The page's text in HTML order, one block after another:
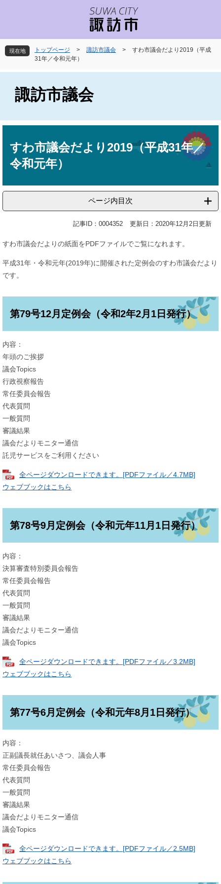
先
頭
を
飛
へ
現在地 トップページ > 諏訪市議会 >
すわ市議会だより2019（平成
31年／令和元年）
諏訪市議会
すわ市議会だより2019（平成31年／
令和元年）
ページ内目次
記事ID：0004352 更新日：2020年12月2日更新
すわ市議会だよりの紙面をPDFファイルでご覧になれます。
平成31年・令和元年(2019年)に開催された定例会のすわ市議会だより
です。
第79号12月定例会（令和2年2月1日発行）
内容：
年頭のご挨拶
議会Topics
行政視察報告
常任委員会報告
代表質問
一般質問
審議結果
議会だよりモニター通信
託児サービスをご利用ください
全ページダウンロードできます。[PDFファイル／4.7MB]
ウェブブックはこちら
第78号9月定例会（令和元年11月1日発行）
内容：
決算審査特別委員会報告
常任委員会報告
代表質問
一般質問
審議結果
議会だよりモニター通信
議会Topics
全ページダウンロードできます。[PDFファイル／3.2MB]
ウェブブックはこちら
第77号6月定例会（令和元年8月1日発行）
内容：
正副議長就任あいさつ、議会人事
常任委員会報告
代表質問
一般質問
審議結果
議会だよりモニター通信
議会Topics
全ページダウンロードできます。[PDFファイル／2.5MB]
ウェブブックはこちら